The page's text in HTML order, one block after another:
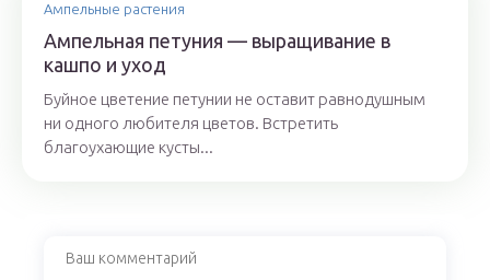
Ампельные растения
Ампельная петуния — выращивание в
кашпо и уход
Буйное цветение петунии не оставит равнодушным
ни одного любителя цветов. Встретить
благоухающие кусты...